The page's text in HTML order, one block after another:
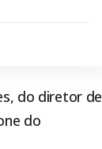
do diretor de
do